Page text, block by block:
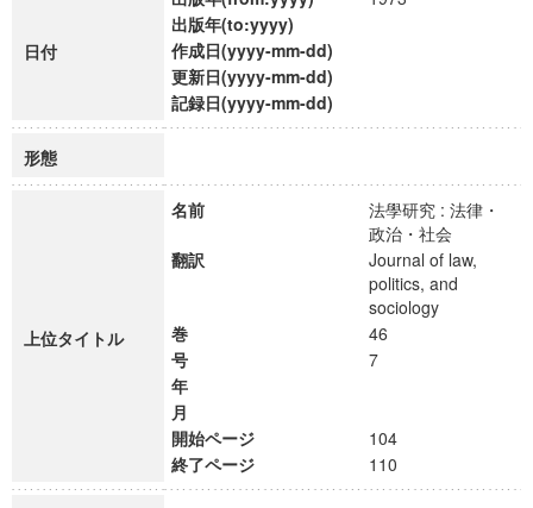
日付
出版年(to:yyyy)
作成日(yyyy-mm-dd)
更新日(yyyy-mm-dd)
記録日(yyyy-mm-dd)
形態
上位タイトル
名前
法學研究 : 法律・
政治・社会
翻訳
Journal of law,
politics, and
sociology
巻
46
号
7
年
月
開始ページ
104
終了ページ
110